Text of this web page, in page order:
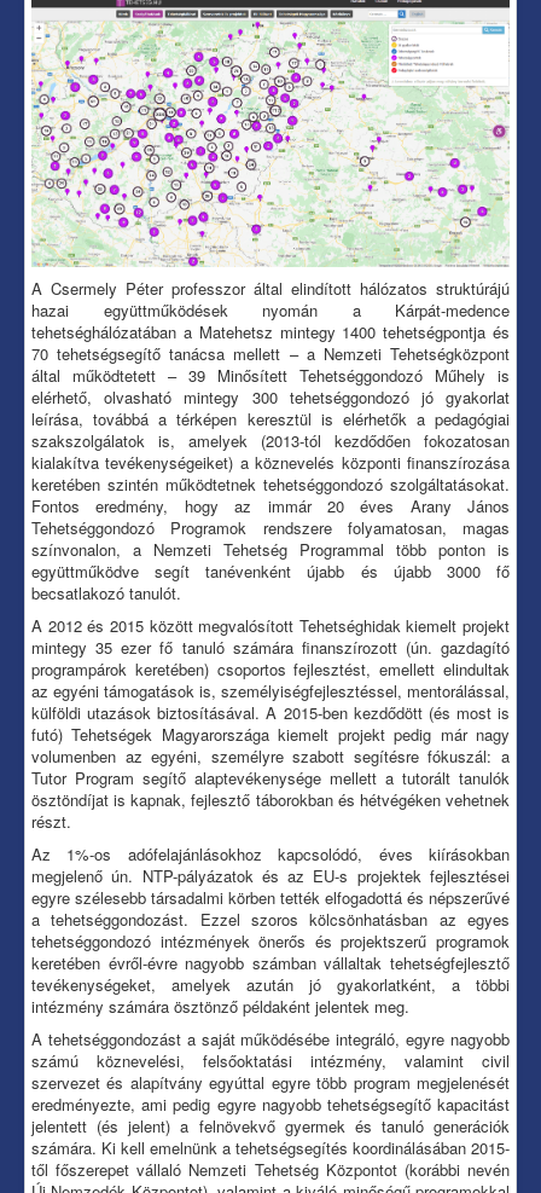
A Csermely Péter professzor által elindított hálózatos struktúrájú
hazai együttműködések nyomán a Kárpát-medence
tehetséghálózatában a Matehetsz mintegy 1400 tehetségpontja és
70 tehetségsegítő tanácsa mellett – a Nemzeti Tehetségközpont
által működtetett – 39 Minősített Tehetséggondozó Műhely is
elérhető, olvasható mintegy 300 tehetséggondozó jó gyakorlat
leírása, továbbá a térképen keresztül is elérhetők a pedagógiai
szakszolgálatok is, amelyek (2013-tól kezdődően fokozatosan
kialakítva tevékenységeiket) a köznevelés központi finanszírozása
keretében szintén működtetnek tehetséggondozó szolgáltatásokat.
Fontos eredmény, hogy az immár 20 éves Arany János
Tehetséggondozó Programok rendszere folyamatosan, magas
színvonalon, a Nemzeti Tehetség Programmal több ponton is
együttműködve segít tanévenként újabb és újabb 3000 fő
becsatlakozó tanulót.
A 2012 és 2015 között megvalósított Tehetséghidak kiemelt projekt
mintegy 35 ezer fő tanuló számára finanszírozott (ún. gazdagító
programpárok keretében) csoportos fejlesztést, emellett elindultak
az egyéni támogatások is, személyiségfejlesztéssel, mentorálással,
külföldi utazások biztosításával. A 2015-ben kezdődött (és most is
futó) Tehetségek Magyarországa kiemelt projekt pedig már nagy
volumenben az egyéni, személyre szabott segítésre fókuszál: a
Tutor Program segítő alaptevékenysége mellett a tutorált tanulók
ösztöndíjat is kapnak, fejlesztő táborokban és hétvégéken vehetnek
részt.
Az 1%-os adófelajánlásokhoz kapcsolódó, éves kiírásokban
megjelenő ún. NTP-pályázatok és az EU-s projektek fejlesztései
egyre szélesebb társadalmi körben tették elfogadottá és népszerűvé
a tehetséggondozást. Ezzel szoros kölcsönhatásban az egyes
tehetséggondozó intézmények önerős és projektszerű programok
keretében évről-évre nagyobb számban vállaltak tehetségfejlesztő
tevékenységeket, amelyek azután jó gyakorlatként, a többi
intézmény számára ösztönző példaként jelentek meg.
A tehetséggondozást a saját működésébe integráló, egyre nagyobb
számú köznevelési, felsőoktatási intézmény, valamint civil
szervezet és alapítvány egyúttal egyre több program megjelenését
eredményezte, ami pedig egyre nagyobb tehetségsegítő kapacitást
jelentett (és jelent) a felnövekvő gyermek és tanuló generációk
számára. Ki kell emelnünk a tehetségsegítés koordinálásában 2015-
től főszerepet vállaló Nemzeti Tehetség Központot (korábbi nevén